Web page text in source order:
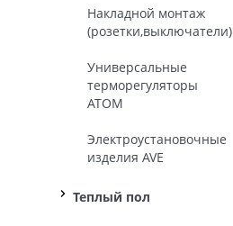
Накладной монтаж
(розетки,выключатели)
Универсальные
терморегуляторы
ATOM
Электроустановочные
изделия AVE
Теплый пол